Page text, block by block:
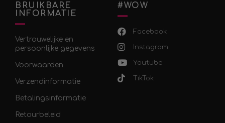
BRUIKBARE
INFORMATIE
Vertrouwelijke en
persoonlijke gegevens
Voorwaarden
Verzendinformatie
Betalingsinformatie
Retourbeleid
#WOW
Facebook
Instagram
Youtube
TikTok